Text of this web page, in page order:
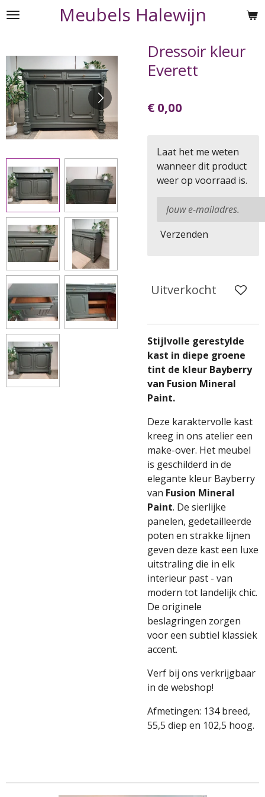
Ga
de
hoofdinhoud
Meubels Halewijn
Dressoir kleur
Everett
€ 0,00
Laat het me weten
wanneer dit product
weer op voorraad is.
Verzenden
Uitverkocht
Stijlvolle gerestylde
kast in diepe groene
tint de kleur Bayberry
van Fusion Mineral
Paint.
Deze karaktervolle kast
kreeg in ons atelier een
make-over. Het meubel
is geschilderd in de
elegante kleur Bayberry
van Fusion Mineral
Paint. De sierlijke
panelen, gedetailleerde
poten en strakke lijnen
geven deze kast een luxe
uitstraling die in elk
interieur past - van
modern tot landelijk chic.
De originele
beslagringen zorgen
voor een subtiel klassiek
accent.
Verf bij ons verkrijgbaar
in de webshop!
Afmetingen: 134 breed,
55,5 diep en 102,5 hoog.